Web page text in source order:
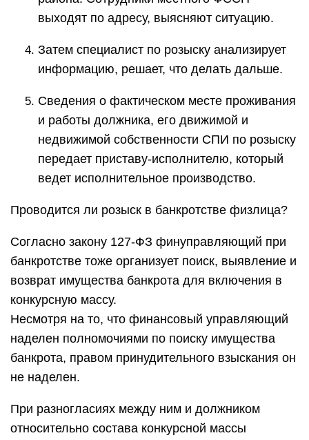
выходят по адресу, выясняют ситуацию.
Затем специалист по розыску анализирует
информацию, решает, что делать дальше.
Сведения о фактическом месте проживания
и работы должника, его движимой и
недвижимой собственности СПИ по розыску
передает приставу-исполнителю, который
ведет исполнительное производство.
Проводится ли розыск в банкротстве физлица?
Согласно закону 127-ФЗ финуправляющий при
банкротстве тоже организует поиск, выявление и
возврат имущества банкрота для включения в
конкурсную массу.
Несмотря на то, что финансовый управляющий
наделен полномочиями по поиску имущества
банкрота, правом принудительного взыскания он
не наделен.
При разногласиях между ним и должником
относительно состава конкурсной массы